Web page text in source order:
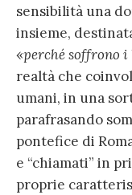
sensibilità una
insieme,
«perché soffrono
realtà che
umani, in una
parafrasando
pontefice di
e “chiamati” in
proprie